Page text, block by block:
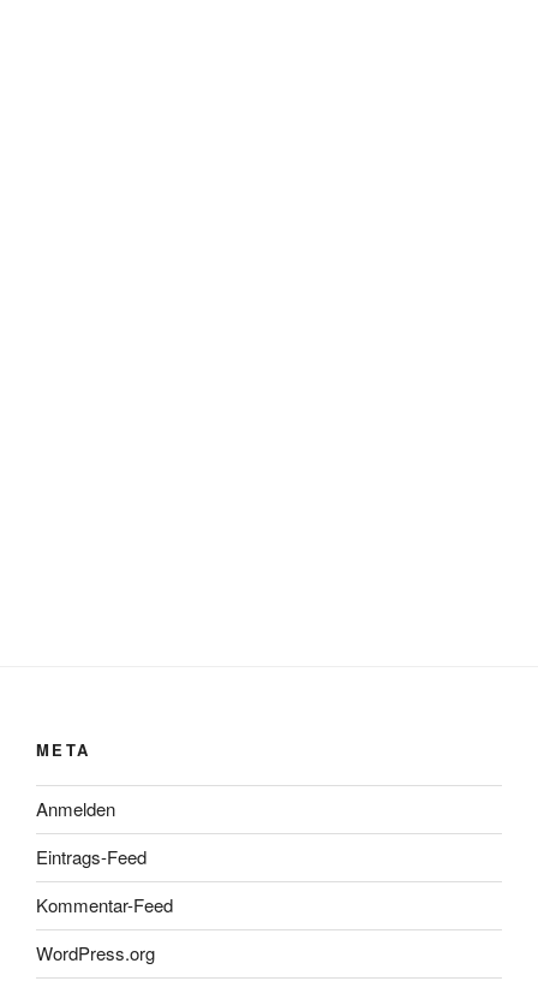
META
Anmelden
Eintrags-Feed
Kommentar-Feed
WordPress.org